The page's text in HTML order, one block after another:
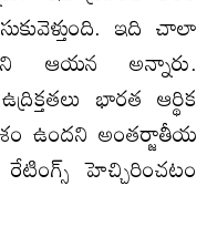
ఇది చాలా
ఆయన అన్నారు.
భారత ఆర్థిక
ఉందని అంతర్జాతీయ
హెచ్చిరించటం